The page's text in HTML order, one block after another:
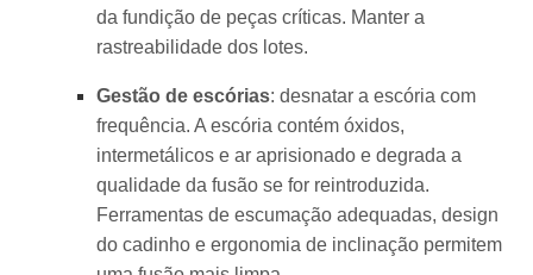
da fundição de peças críticas. Manter a
rastreabilidade dos lotes.
Gestão de escórias: desnatar a escória com
frequência. A escória contém óxidos,
intermetálicos e ar aprisionado e degrada a
qualidade da fusão se for reintroduzida.
Ferramentas de escumação adequadas, design
do cadinho e ergonomia de inclinação permitem